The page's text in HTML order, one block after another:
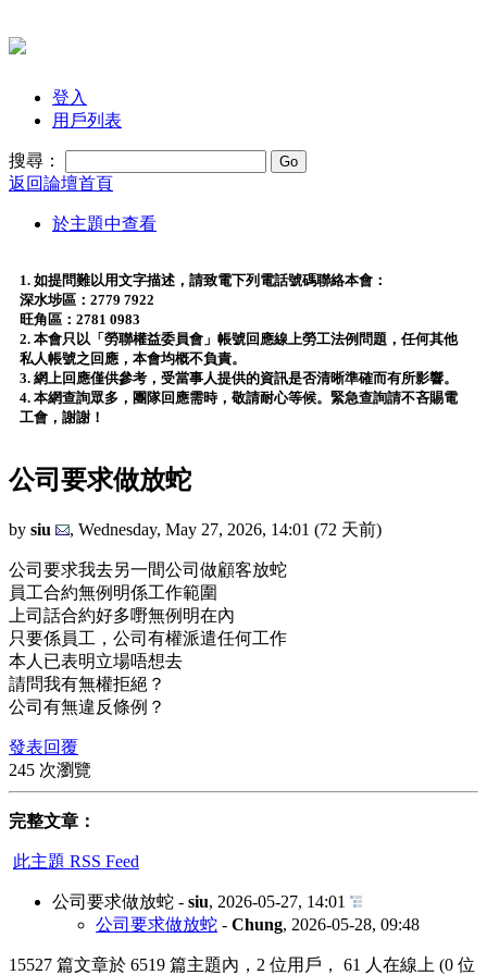
登入
用戶列表
搜尋：
返回論壇首頁
於主題中查看
1. 如提問難以用文字描述，請致電下列電話號碼聯絡本會：
深水埗區：2779 7922
旺角區：2781 0983
2. 本會只以「勞聯權益委員會」帳號回應線上勞工法例問題，任何其他
私人帳號之回應，本會均概不負責。
3. 網上回應僅供參考，受當事人提供的資訊是否清晰準確而有所影響。
4. 本網查詢眾多，團隊回應需時，敬請耐心等候。緊急查詢請不吝賜電
工會，謝謝！
公司要求做放蛇
by siu , Wednesday, May 27, 2026, 14:01 (72 天前)
公司要求我去另一間公司做顧客放蛇
員工合約無例明係工作範圍
上司話合約好多嘢無例明在內
只要係員工，公司有權派遣任何工作
本人已表明立場唔想去
請問我有無權拒絕？
公司有無違反條例？
發表回覆
245 次瀏覽
完整文章：
此主題 RSS Feed
公司要求做放蛇 - siu, 2026-05-27, 14:01
公司要求做放蛇 - Chung, 2026-05-28, 09:48
15527 篇文章於 6519 篇主題內，2 位用戶， 61 人在線上 (0 位